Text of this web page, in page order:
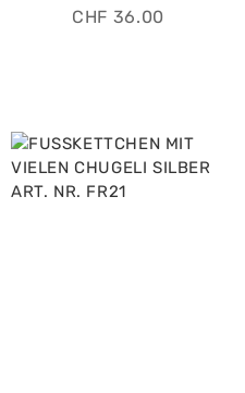
CHF 36.00